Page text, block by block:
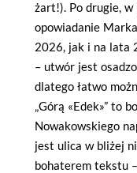
żart!). Po drugie,
opowiadanie
2026, jak i na lata
– utwór jest
dlatego łatwo
„Górą «Edek»” to
Nowakowskiego
jest ulica w bliżej
bohaterem tekstu